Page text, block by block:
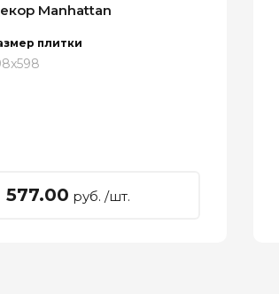
Manhattan
плитки
577.00 руб. /шт.